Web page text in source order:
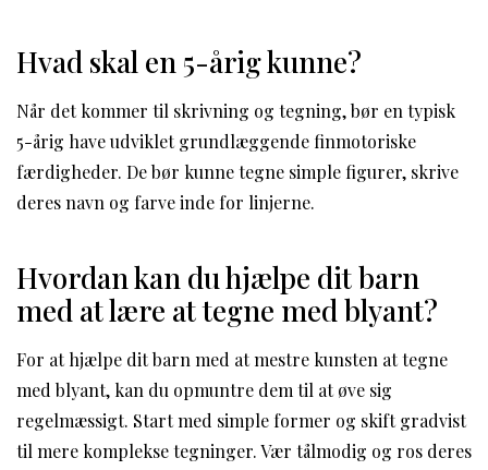
Hvad skal en 5-årig kunne?
Når det kommer til skrivning og tegning, bør en typisk
5-årig have udviklet grundlæggende finmotoriske
færdigheder. De bør kunne tegne simple figurer, skrive
deres navn og farve inde for linjerne.
Hvordan kan du hjælpe dit barn
med at lære at tegne med blyant?
For at hjælpe dit barn med at mestre kunsten at tegne
med blyant, kan du opmuntre dem til at øve sig
regelmæssigt. Start med simple former og skift gradvist
til mere komplekse tegninger. Vær tålmodig og ros deres